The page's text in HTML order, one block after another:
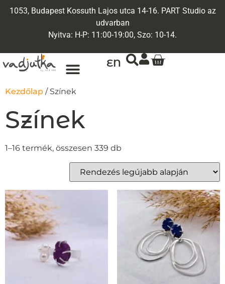
1053, Budapest Kossuth Lajos utca 14-16. PART Studio az
udvarban
Nyitva: H-P: 11:00-19:00, Szo: 10-14.
EN
Kezdőlap / Színek
Színek
1–16 termék, összesen 339 db